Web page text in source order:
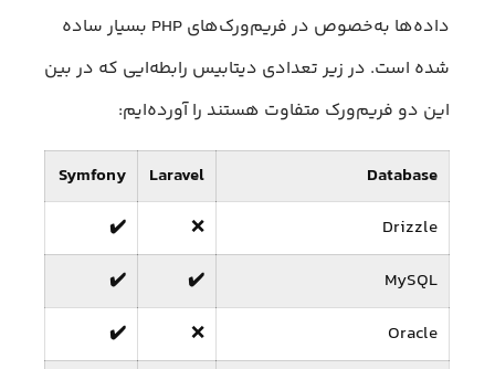
داده‌ها به‌خصوص در فریم‌ورک‌های PHP بسیار ساده
شده است. در زیر تعدادی دیتابیس رابطه‌ایی که در بین
این دو فریم‌ورک متفاوت هستند را آورده‌ایم:
Database
Laravel
Symfony
Drizzle
❌
✔️
MySQL
✔️
✔️
Oracle
❌
✔️